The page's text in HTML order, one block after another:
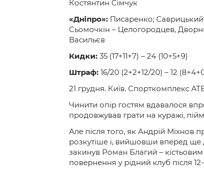
Костянтин Сімчук
«Дніпро»: Писаренко;
Сьомочкін – Целогородцев,
Васильєв
Кидки: 35 (17+11+7) – 24 (10+5+9)
Штраф: 16/20 (2+2+12/20) – 12
21 грудня. Київ. Спорткомплекс
Чинити опір гостям вдавалося
продовжував грати на куражі,
Але після того, як Андрій Міхнов
розкутіше і, вийшовши вперед ще
закинув Роман Благий –
повернення у рідний клуб після